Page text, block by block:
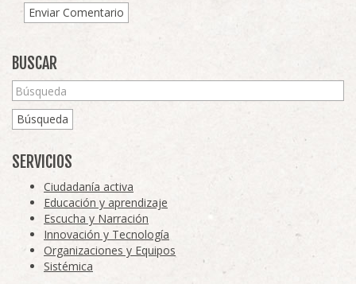
BUSCAR
Búsqueda
SERVICIOS
Ciudadanía activa
Educación y aprendizaje
Escucha y Narración
Innovación y Tecnología
Organizaciones y Equipos
Sistémica